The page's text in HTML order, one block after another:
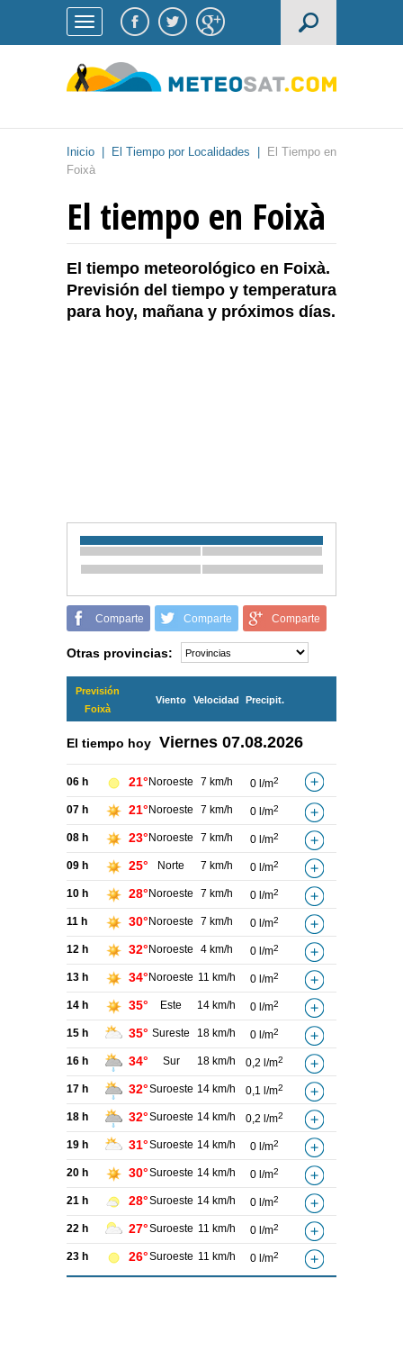
Inicio El Tiempo por Localidades
El Tiempo en
Foixà
El tiempo en Foixà
El tiempo meteorológico en Foixà.
Previsión del tiempo y temperatura
para hoy, mañana y próximos días.
Comparte Comparte Comparte
Otras provincias:
Previsión
Foixà
Viento Velocidad Precipit.
El tiempo hoy Viernes 07.08.2026
06 h 21° Noroeste 7 km/h 0 l/m2
07 h 21° Noroeste 7 km/h 0 l/m2
08 h 23° Noroeste 7 km/h 0 l/m2
09 h 25° Norte 7 km/h 0 l/m2
10 h 28° Noroeste 7 km/h 0 l/m2
11 h 30° Noroeste 7 km/h 0 l/m2
12 h 32° Noroeste 4 km/h 0 l/m2
13 h 34° Noroeste 11 km/h 0 l/m2
14 h 35° Este 14 km/h 0 l/m2
15 h 35° Sureste 18 km/h 0 l/m2
16 h 34° Sur 18 km/h 0,2 l/m2
17 h 32°Suroeste 14 km/h 0,1 l/m2
18 h 32°Suroeste 14 km/h 0,2 l/m2
19 h 31°Suroeste 14 km/h 0 l/m2
20 h 30°Suroeste 14 km/h 0 l/m2
21 h 28°Suroeste 14 km/h 0 l/m2
22 h 27°Suroeste 11 km/h 0 l/m2
23 h 26°Suroeste 11 km/h 0 l/m2